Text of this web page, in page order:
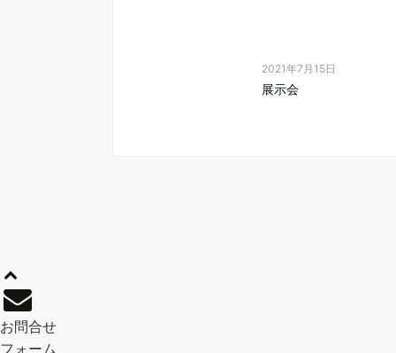
2021年7月15日
展示会
お問合せ
フォーム